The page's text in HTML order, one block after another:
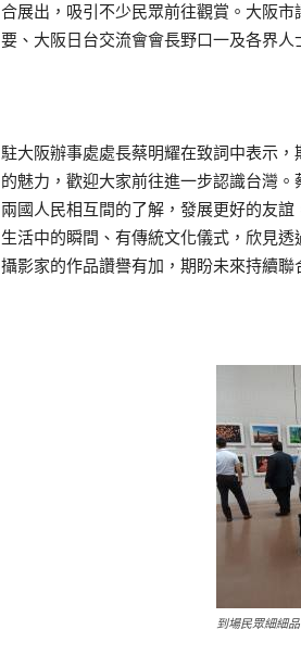
合展出，吸引不少民眾前往觀賞。大阪
要、大阪日台交流會會長野口一及各界人
駐大阪辦事處處長蔡明耀在致詞中表示
的魅力，歡迎大家前往進一步認識台灣
兩國人民相互間的了解，發展更好的友
生活中的瞬間、有傳統文化儀式，欣見
攝影家的作品讚譽有加，期盼未來持續聯
到場民眾細細